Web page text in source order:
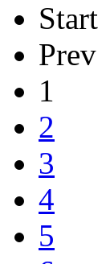
Start
Prev
1
2
3
4
5